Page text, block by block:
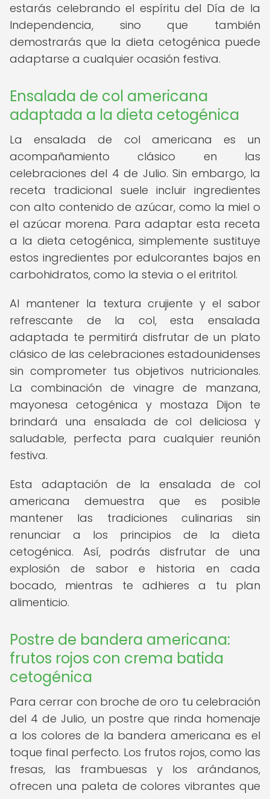
estarás celebrando el espíritu del Día de la
Independencia, sino que también
demostrarás que la dieta cetogénica puede
adaptarse a cualquier ocasión festiva.
Ensalada de col americana
adaptada a la dieta cetogénica
La ensalada de col americana es un
acompañamiento clásico en las
celebraciones del 4 de Julio. Sin embargo, la
receta tradicional suele incluir ingredientes
con alto contenido de azúcar, como la miel o
el azúcar morena. Para adaptar esta receta
a la dieta cetogénica, simplemente sustituye
estos ingredientes por edulcorantes bajos en
carbohidratos, como la stevia o el eritritol.
Al mantener la textura crujiente y el sabor
refrescante de la col, esta ensalada
adaptada te permitirá disfrutar de un plato
clásico de las celebraciones estadounidenses
sin comprometer tus objetivos nutricionales.
La combinación de vinagre de manzana,
mayonesa cetogénica y mostaza Dijon te
brindará una ensalada de col deliciosa y
saludable, perfecta para cualquier reunión
festiva.
Esta adaptación de la ensalada de col
americana demuestra que es posible
mantener las tradiciones culinarias sin
renunciar a los principios de la dieta
cetogénica. Así, podrás disfrutar de una
explosión de sabor e historia en cada
bocado, mientras te adhieres a tu plan
alimenticio.
Postre de bandera americana:
frutos rojos con crema batida
cetogénica
Para cerrar con broche de oro tu celebración
del 4 de Julio, un postre que rinda homenaje
a los colores de la bandera americana es el
toque final perfecto. Los frutos rojos, como las
fresas, las frambuesas y los arándanos,
ofrecen una paleta de colores vibrantes que